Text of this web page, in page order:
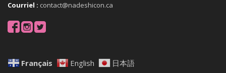
Courriel : contact@nadeshicon.ca
Français English 日本語